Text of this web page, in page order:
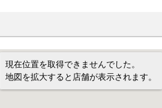
現在位置を取得できませんでした。
地図を拡大すると店舗が表示されます。